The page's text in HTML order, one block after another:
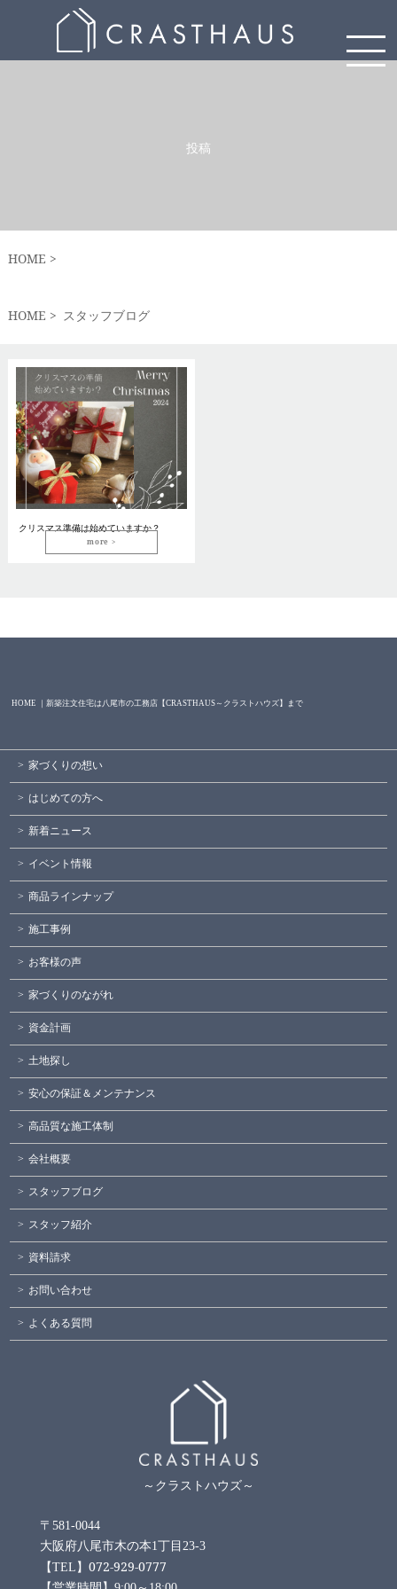
投稿
HOME
HOME スタッフブログ
クリスマス準備は始めていますか？
more
HOME ｜新築注文住宅は八尾市の工務店【CRASTHAUS～クラストハウズ】まで
家づくりの想い
はじめての方へ
新着ニュース
イベント情報
商品ラインナップ
施工事例
お客様の声
家づくりのながれ
資金計画
土地探し
安心の保証＆メンテナンス
高品質な施工体制
会社概要
スタッフブログ
スタッフ紹介
資料請求
お問い合わせ
よくある質問
～クラストハウズ～
〒581-0044
大阪府八尾市木の本1丁目23-3
【TEL】072-929-0777